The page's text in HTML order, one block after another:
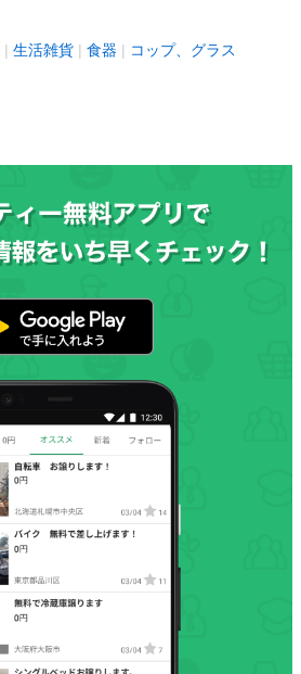
生活雑貨 食器 コップ、グラス